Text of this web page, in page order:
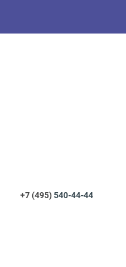
+7 (495)540-44-44